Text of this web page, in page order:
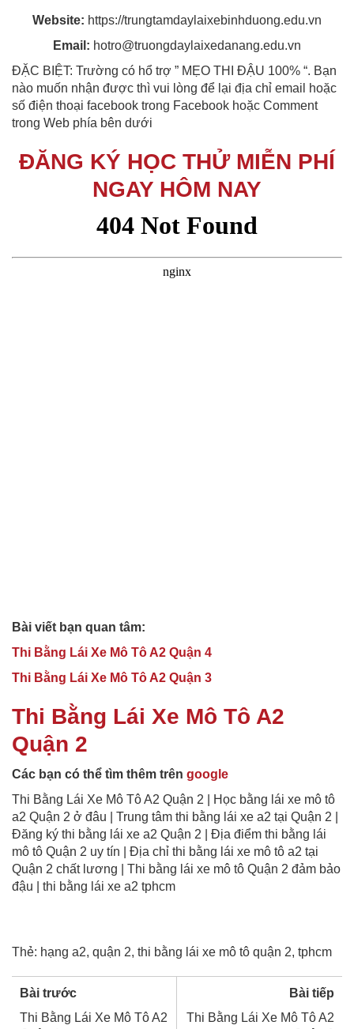
Website: https://trungtamdaylaixebinhduong.edu.vn
Email: hotro@truongdaylaixedanang.edu.vn
ĐẶC BIỆT: Trường có hổ trợ ” MẸO THI ĐẬU 100% “. Bạn
nào muốn nhận được thì vui lòng để lại địa chỉ email hoặc
số điện thoại facebook trong Facebook hoặc Comment
trong Web phía bên dưới
ĐĂNG KÝ HỌC THỬ MIỄN PHÍ
NGAY HÔM NAY
Bài viết bạn quan tâm:
Thi Bằng Lái Xe Mô Tô A2 Quận 4
Thi Bằng Lái Xe Mô Tô A2 Quận 3
Thi Bằng Lái Xe Mô Tô A2
Quận 2
Các bạn có thể tìm thêm trên google
Thi Bằng Lái Xe Mô Tô A2 Quận 2 | Học bằng lái xe mô tô
a2 Quận 2 ở đâu | Trung tâm thi bằng lái xe a2 tại Quận 2 |
Đăng ký thi bằng lái xe a2 Quận 2 | Địa điểm thi bằng lái
mô tô Quận 2 uy tín | Địa chỉ thi bằng lái xe mô tô a2 tại
Quận 2 chất lương | Thi bằng lái xe mô tô Quận 2 đảm bảo
đậu | thi bằng lái xe a2 tphcm
Thẻ: hạng a2, quận 2, thi bằng lái xe mô tô quận 2, tphcm
Bài trước
Thi Bằng Lái Xe Mô Tô A2
Bài tiếp
Thi Bằng Lái Xe Mô Tô A2